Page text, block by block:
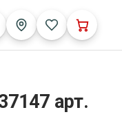
арт.